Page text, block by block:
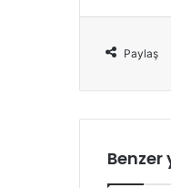
Paylaş
Benzer